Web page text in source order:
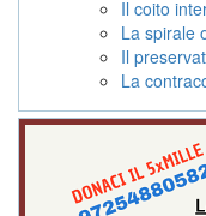
Il coito
La spirale
Il
La